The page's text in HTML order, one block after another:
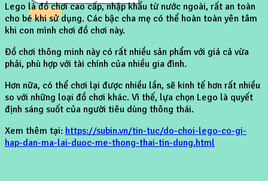
Lego là đồ chơi cao cấp, nhập khẩu từ nước ngoài, rất an toàn
cho bé khi sử dụng. Các bậc cha mẹ có thể hoàn toàn yên tâm
khi con mình chơi đồ chơi này.
Đồ chơi thông minh này có rất nhiều sản phẩm với giá cả vừa
phải, phù hợp với tài chính của nhiều gia đình.
Hơn nữa, có thể chơi lại được nhiều lần, sẽ kinh tế hơn rất nhiều
so với những loại đồ chơi khác. Vì thế, lựa chọn Lego là quyết
định sáng suốt của người tiêu dùng thông thái.
Xem thêm tại: https://subin.vn/tin-tuc/do-choi-lego-co-gi-
hap-dan-ma-lai-duoc-me-thong-thai-tin-dung.html